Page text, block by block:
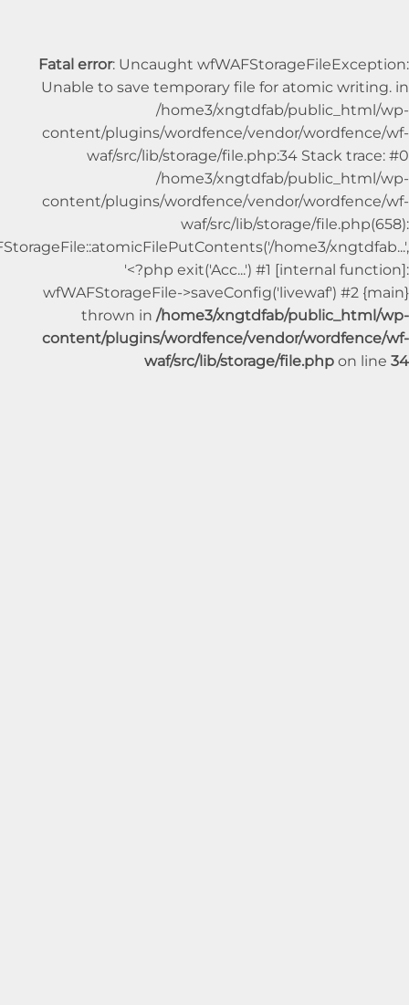
Fatal error: Uncaught
Unable to save temporary file for atomic
/home3/xngtdfab/
content/plugins/wordfence/vendor/
waf/src/lib/storage/file.php:34 Stack
/home3/xngtdfab/
content/plugins/wordfence/vendor/
waf/src/lib/storage/
wfWAFStorageFile::atomicFilePutContents('/home3/
'<?php exit('Acc...') #1 [internal
wfWAFStorageFile->saveConfig('livewaf')
thrown in/home3/xngtdfab/
content/plugins/wordfence/vendor/
waf/src/lib/storage/file.phpon